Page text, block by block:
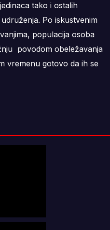
tako i ostalih
Po iskustvenim
populacija osoba
povodom obeležavanja
vremenu gotovo da ih se